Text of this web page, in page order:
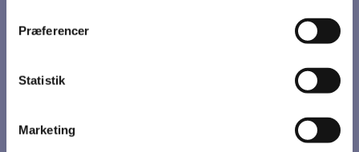
Præferencer
Statistik
Marketing